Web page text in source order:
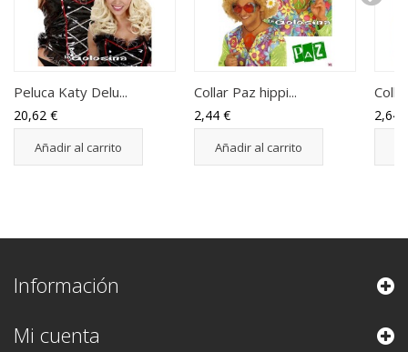
Peluca Katy Delu...
20,62 €
Añadir al carrito
Collar Paz hippi...
2,44 €
Añadir al carrito
2,64
Información
Mi cuenta